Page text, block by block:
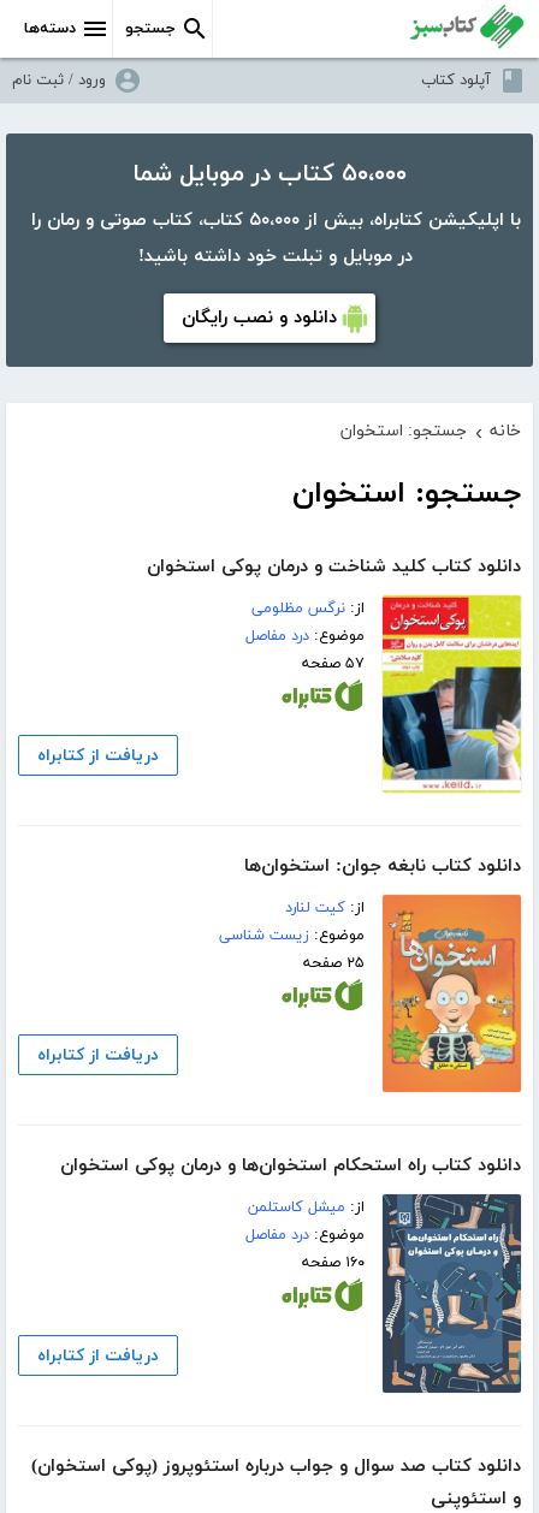
دسته‌ها جستجو
آپلود کتاب ورود / ثبت نام
۵۰،۰۰۰ کتاب در موبایل شما
با اپلیکیشن کتابراه، بیش از ۵۰،۰۰۰ کتاب، کتاب صوتی و رمان را
در موبایل و تبلت خود داشته باشید!
دانلود و نصب رایگان
خانه › جستجو: استخوان
جستجو: استخوان
دانلود کتاب کلید شناخت و درمان پوکی استخوان
از:نرگس مظلومی
موضوع:درد مفاصل
۵۷ صفحه
دریافت از کتابراه
دانلود کتاب نابغه جوان: استخوان‌ها
از:کیت لنارد
موضوع:زیست شناسی
۲۵ صفحه
دریافت از کتابراه
دانلود کتاب راه استحکام استخوان‌ها و درمان پوکی استخوان
از: میشل کاستلمن
موضوع:درد مفاصل
۱۶۰ صفحه
دریافت از کتابراه
دانلود کتاب صد سوال و جواب درباره استئوپروز (پوکی استخوان)
و استئوپنی